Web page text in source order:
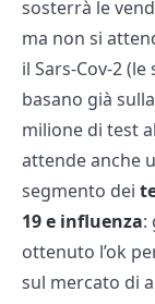
sosterrà le
ma non si
il Sars-Cov-2
basano già
milione di test
attende anche
segmento dei
19 e influenza:
ottenuto l’ok
sul mercato di